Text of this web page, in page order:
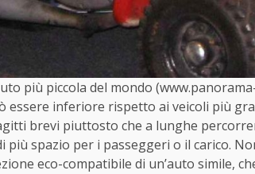
più piccola del mondo
essere inferiore rispetto ai veicoli più
brevi piuttosto che a lunghe
più spazio per i passeggeri o il carico.
eco-compatibile di un’auto simile,